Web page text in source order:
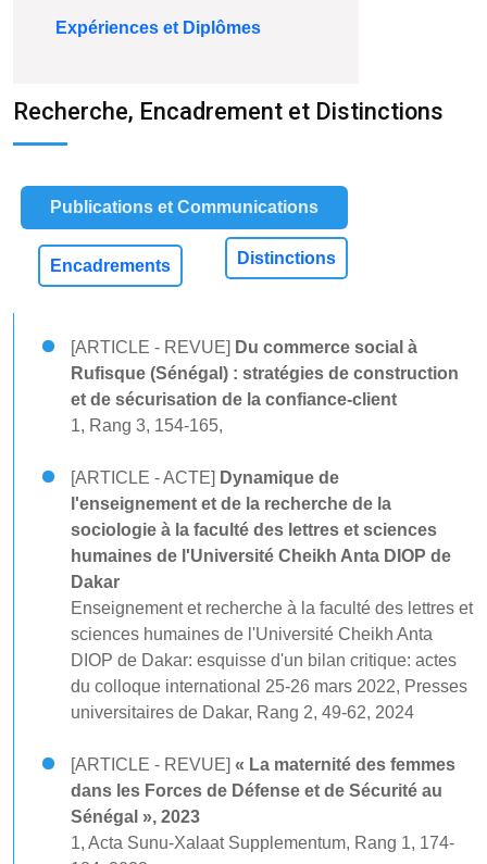
Expériences et Diplômes
Recherche, Encadrement et Distinctions
Publications et Communications
Encadrements Distinctions
[ARTICLE - REVUE] Du commerce social à
Rufisque (Sénégal) : stratégies de construction
et de sécurisation de la confiance-client
1, Rang 3, 154-165,
[ARTICLE - ACTE] Dynamique de
l'enseignement et de la recherche de la
sociologie à la faculté des lettres et sciences
humaines de l'Université Cheikh Anta DIOP de
Dakar
Enseignement et recherche à la faculté des lettres et
sciences humaines de l'Université Cheikh Anta
DIOP de Dakar: esquisse d'un bilan critique: actes
du colloque international 25-26 mars 2022, Presses
universitaires de Dakar, Rang 2, 49-62, 2024
[ARTICLE - REVUE] « La maternité des femmes
dans les Forces de Défense et de Sécurité au
Sénégal », 2023
1, Acta Sunu-Xalaat Supplementum, Rang 1, 174-